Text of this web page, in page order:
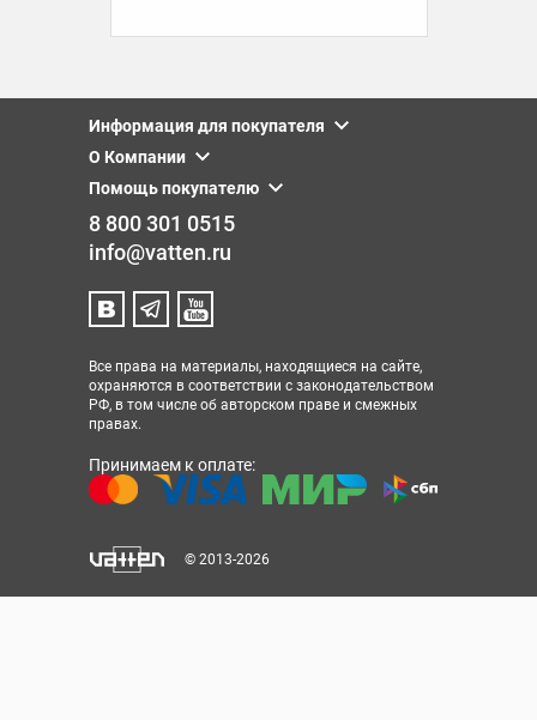
Информация для покупателя
О Компании
Помощь покупателю
8 800 301 0515
info@vatten.ru
Все права на материалы, находящиеся на сайте,
охраняются в соответствии с законодательством
РФ, в том числе об авторском праве и смежных
правах.
Принимаем к оплате:
© 2013-2026